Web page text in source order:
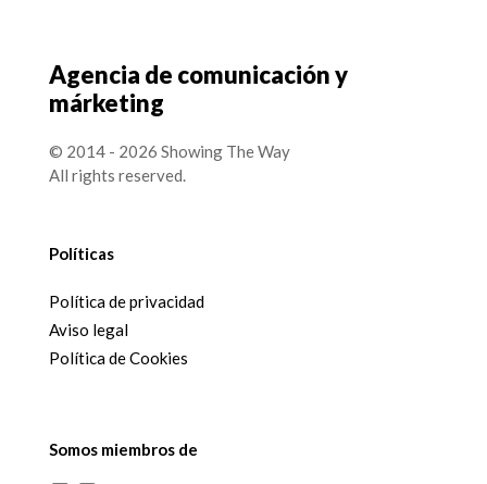
Agencia de comunicación y
márketing
© 2014 - 2026 Showing The Way
All rights reserved.
Políticas
Política de privacidad
Aviso legal
Política de Cookies
Somos miembros de